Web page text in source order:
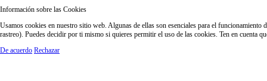
Información sobre las Cookies
Usamos cookies en nuestro sitio web. Algunas de ellas son esenciales para el
rastreo). Puedes decidir por ti mismo si quieres permitir el uso de las cookies. Ten en cuenta
De acuerdo Rechazar